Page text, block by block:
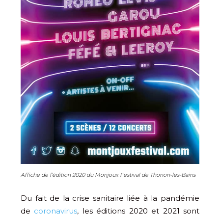
Affiche de l’édition 2020 du Monjoux Festival de Thonon-les-Bains
Du fait de la crise sanitaire liée à la pandémie
de coronavirus, les éditions 2020 et 2021 sont